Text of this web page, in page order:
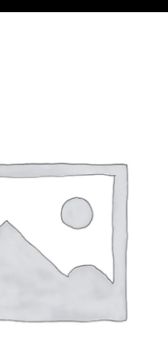
ilk 6 taksite %0 komisyon
TAKI VE